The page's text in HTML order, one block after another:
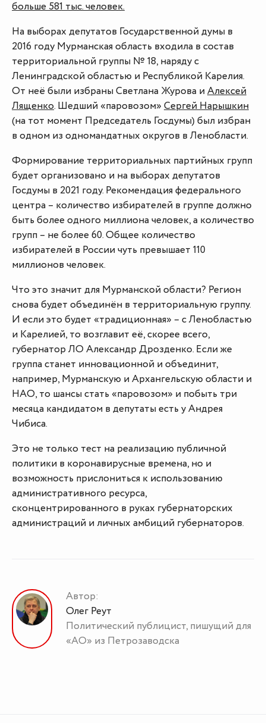
больше 581 тыс. человек.
На выборах депутатов Государственной думы в
2016 году Мурманская область входила в состав
территориальной группы № 18, наряду с
Ленинградской областью и Республикой Карелия.
От неё были избраны Светлана Журова иАлексей
Лященко. Шедший «паровозом» Сергей Нарышкин
(на тот момент Председатель Госдумы) был избран
в одном из одномандатных округов в Ленобласти.
Формирование территориальных партийных групп
будет организовано и на выборах депутатов
Госдумы в 2021 году. Рекомендация федерального
центра – количество избирателей в группе должно
быть более одного миллиона человек, а количество
групп – не более 60. Общее количество
избирателей в России чуть превышает 110
миллионов человек.
Что это значит для Мурманской области? Регион
снова будет объединён в территориальную группу.
И если это будет «традиционная» – с Ленобластью
и Карелией, то возглавит её, скорее всего,
губернатор ЛО Александр Дрозденко. Если же
группа станет инновационной и объединит,
например, Мурманскую и Архангельскую области и
НАО, то шансы стать «паровозом» и побыть три
месяца кандидатом в депутаты есть у Андрея
Чибиса.
Это не только тест на реализацию публичной
политики в коронавирусные времена, но и
возможность прислониться к использованию
административного ресурса,
сконцентрированного в руках губернаторских
администраций и личных амбиций губернаторов.
Автор:
Олег Реут
Политический публицист, пишущий для
«АО» из Петрозаводска